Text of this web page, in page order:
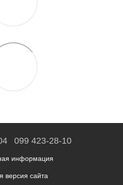
099 423-28-10
информация
версия сайта